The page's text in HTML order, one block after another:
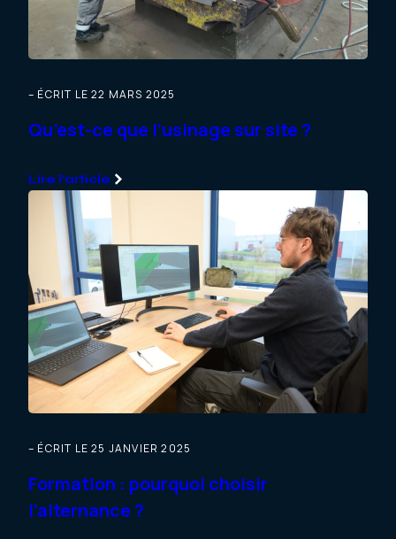
– ÉCRIT LE 22 MARS 2025
Qu’est-ce que l’usinage sur site ?
Lire l’article
– ÉCRIT LE 25 JANVIER 2025
Formation : pourquoi choisir
l’alternance ?